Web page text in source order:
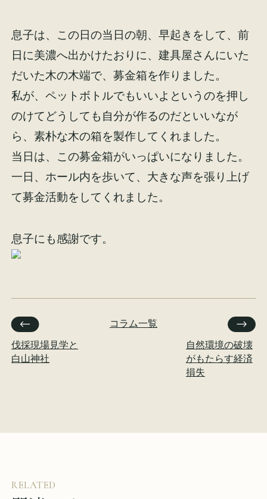
息子は、この日の当日の朝、早起きをして、前
日に美濃へ出かけたおりに、建具屋さんにいた
だいた木の木端で、募金箱を作りました。
私が、ペットボトルでもいいよというのを押し
のけてどうしても自分が作るのだといいなが
ら、素朴な木の箱を製作してくれました。
当日は、この募金箱がいっぱいになりました。
一日、ホール内を歩いて、大きな声を張り上げ
て募金活動をしてくれました。
息子にも感謝です。
伐採現場見学と
白山神社
コラム一覧
自然環境の破壊
がもたらす経済
損失
RELATED